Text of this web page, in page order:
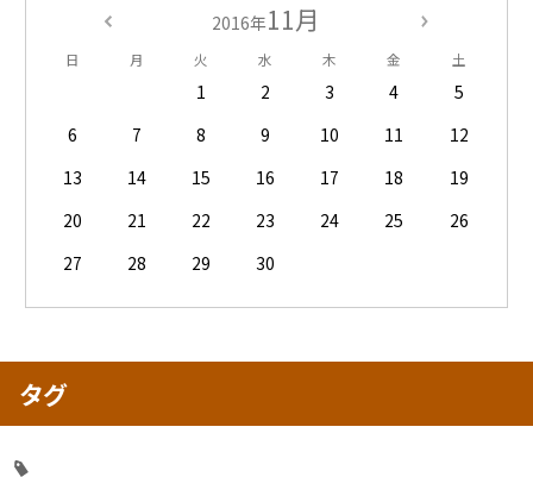
2016年11月
日 月 火 水 木 金 土
1 2 3 4
5
6
7 8 9 10 11
12
13
14 15 16 17 18
19
20
21 22 23 24 25
26
27
28 29 30
タグ